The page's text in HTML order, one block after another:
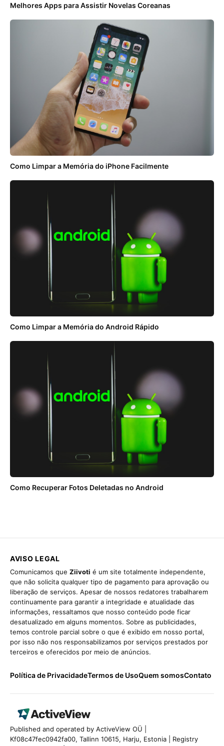
Melhores Apps para Assistir Novelas Coreanas
Como Limpar a Memória do iPhone Facilmente
Como Limpar a Memória do Android Rápido
Como Recuperar Fotos Deletadas no Android
AVISO LEGAL
Comunicamos que Ziivoti é um site totalmente independente,
que não solicita qualquer tipo de pagamento para aprovação ou
liberação de serviços. Apesar de nossos redatores trabalharem
continuamente para garantir a integridade e atualidade das
informações, ressaltamos que nosso conteúdo pode ficar
desatualizado em alguns momentos. Sobre as publicidades,
temos controle parcial sobre o que é exibido em nosso portal,
por isso não nos responsabilizamos por serviços prestados por
terceiros e oferecidos por meio de anúncios.
Política de PrivacidadeTermos de UsoQuem somosContato
Published and operated by ActiveView OÜ |
Kf08c47fec0942fa00, Tallinn 10615, Harju, Estonia | Registry